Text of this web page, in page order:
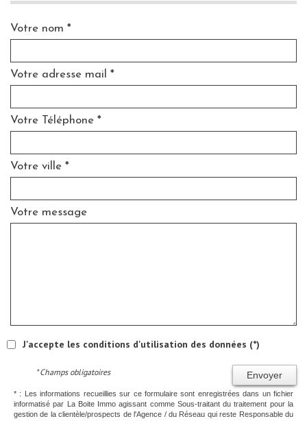
Votre nom *
Votre adresse mail *
Votre Téléphone *
Votre ville *
Votre message
J'accepte les conditions d'utilisation des données (*)
Envoyer
* Champs obligatoires
* : Les informations recueillies sur ce formulaire sont enregistrées dans un fichier
informatisé par La Boite Immo agissant comme Sous-traitant du traitement pour la
gestion de la clientèle/prospects de l'Agence / du Réseau qui reste Responsable du